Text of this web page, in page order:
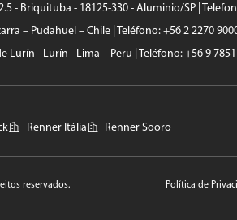
- Briquituba - 18125-330 - Aluminio/SP |
– Pudahuel – Chile | Teléfono: +56 2 2270
Lurín - Lurín - Lima – Peru | Teléfono: +56 9
Renner Itália Renner Sooro
reservados. Política de